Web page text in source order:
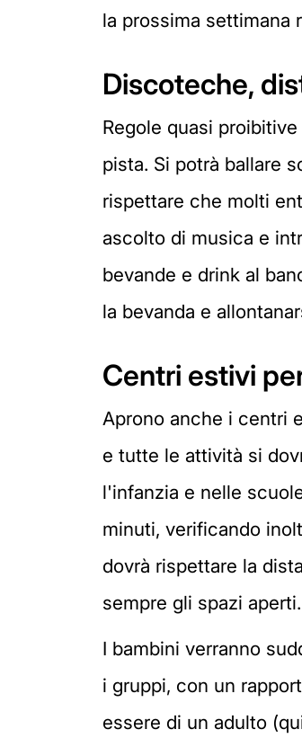
la prossima settimana
Discoteche,
Regole quasi
pista. Si potrà ballare
rispettare che molti
ascolto di musica e
bevande e drink al
la bevanda e
Centri estivi
Aprono anche i centri
e tutte le attività si
l'infanzia e nelle
minuti, verificando
dovrà rispettare la
sempre gli spazi
I bambini verranno
i gruppi, con un
essere di un adulto